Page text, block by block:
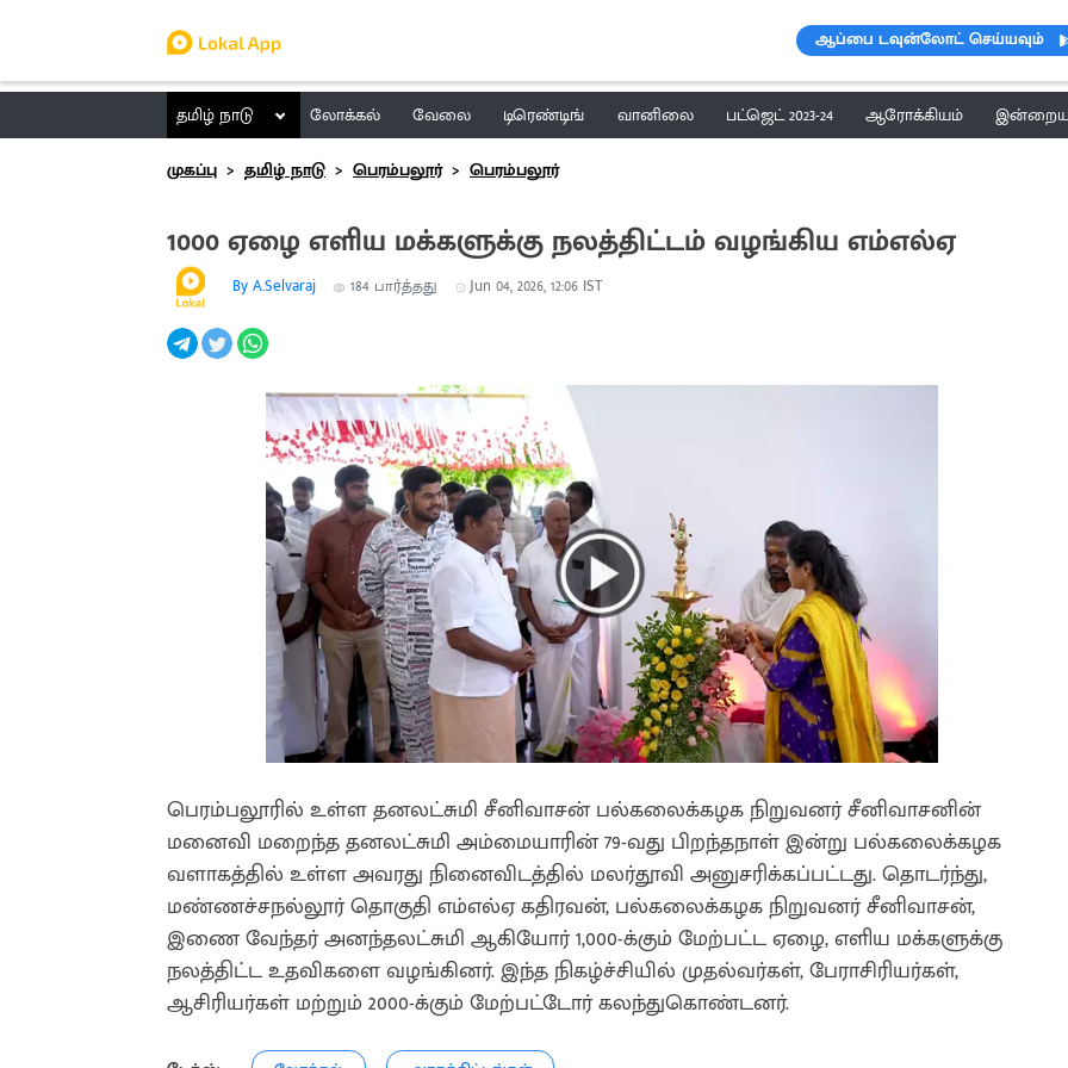
ஆப்பை டவுன்லோட் செய்யவும்
தமிழ் நாடு லோக்கல் வேலை டிரெண்டிங் வானிலை பட்ஜெட் 2023-24 ஆரோக்கியம் இன்றைய
முகப்பு
தமிழ் நாடு பெரம்பலூர் பெரம்பலூர்
1000 ஏழை எளிய மக்களுக்கு நலத்திட்டம் வழங்கிய எம்எல்ஏ
By A.Selvaraj 184 பார்த்தது Jun 04, 2026, 12:06 IST
பெரம்பலூரில் உள்ள தனலட்சுமி சீனிவாசன் பல்கலைக்கழக நிறுவனர் சீனிவாசனின்
மனைவி மறைந்த தனலட்சுமி அம்மையாரின் 79-வது பிறந்தநாள் இன்று பல்கலைக்கழக
வளாகத்தில் உள்ள அவரது நினைவிடத்தில் மலர்தூவி அனுசரிக்கப்பட்டது. தொடர்ந்து,
மண்ணச்சநல்லூர் தொகுதி எம்எல்ஏ கதிரவன், பல்கலைக்கழக நிறுவனர் சீனிவாசன்,
இணை வேந்தர் அனந்தலட்சுமி ஆகியோர் 1,000-க்கும் மேற்பட்ட ஏழை, எளிய மக்களுக்கு
நலத்திட்ட உதவிகளை வழங்கினர். இந்த நிகழ்ச்சியில் முதல்வர்கள், பேராசிரியர்கள்,
ஆசிரியர்கள் மற்றும் 2000-க்கும் மேற்பட்டோர் கலந்துகொண்டனர்.